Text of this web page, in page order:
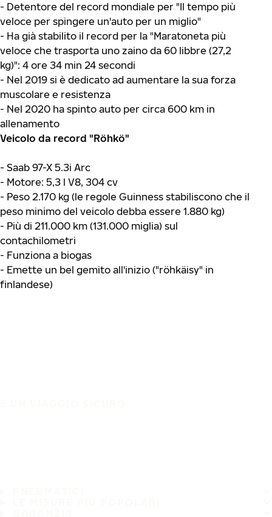
- Detentore del record mondiale per "Il tempo più
veloce per spingere un'auto per un miglio"
- Ha già stabilito il record per la "Maratoneta più
veloce che trasporta uno zaino da 60 libbre (27,2
kg)": 4 ore 34 min 24 secondi
- Nel 2019 si è dedicato ad aumentare la sua forza
muscolare e resistenza
- Nel 2020 ha spinto auto per circa 600 km in
allenamento
Veicolo da record "Röhkö"
- Saab 97-X 5.3i Arc
- Motore: 5,3 l V8, 304 cv
- Peso 2.170 kg (le regole Guinness stabiliscono che il
peso minimo del veicolo debba essere 1.880 kg)
- Più di 211.000 km (131.000 miglia) sul
contachilometri
- Funziona a biogas
- Emette un bel gemito all'inizio ("röhkäisy" in
finlandese)